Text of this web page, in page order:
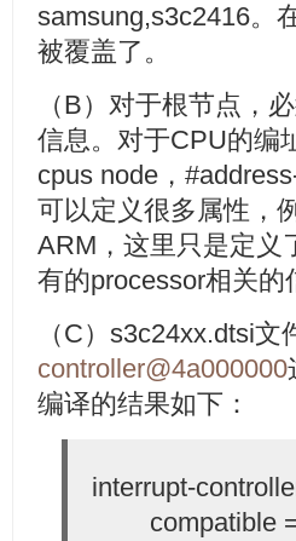
samsung,s3c2416。
被覆盖了。
（B）对于根节点，
信息。对于CPU的编
cpus node，
可以定义很多属性，
ARM，这里只是定义
有的processor相关的
（C）s3c24xx.dtsi
controller@4a000000
编译的结果如下：
interrupt-
compatible =